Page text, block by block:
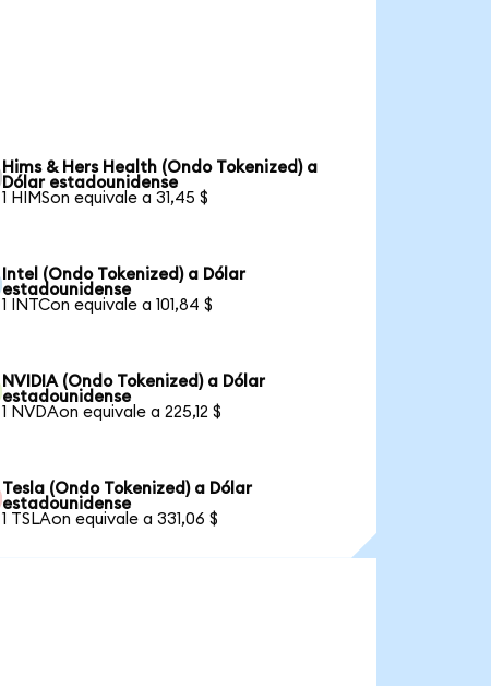
Hims & Hers Health (Ondo Tokenized) a
Dólar estadounidense
1 HIMSon equivale a 31,45 $
Intel (Ondo Tokenized) a Dólar
estadounidense
1 INTCon equivale a 101,84 $
NVIDIA (Ondo Tokenized) a Dólar
estadounidense
1 NVDAon equivale a 225,12 $
Tesla (Ondo Tokenized) a Dólar
estadounidense
1 TSLAon equivale a 331,06 $